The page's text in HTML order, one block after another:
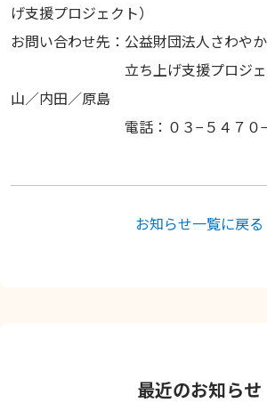
げ支援プロジェクト）
お問い合わせ先：公益財団法人さわや
立ち上げ支援プロジェ
山／内田／原島
電話：０３−５４７０−７
お知らせ一覧に戻る
最近のお知らせ